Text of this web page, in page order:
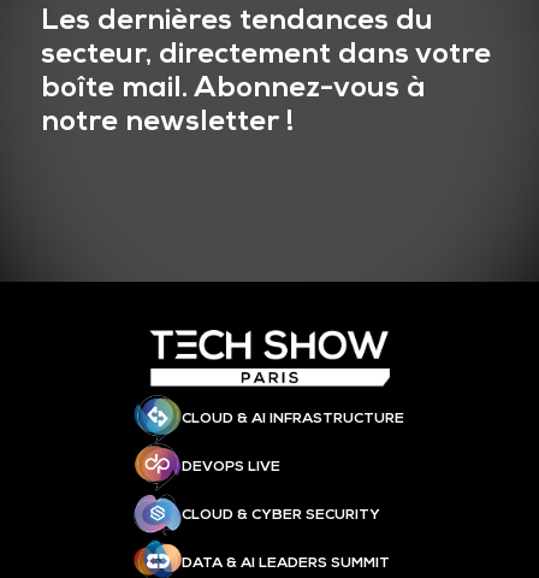
Les dernières tendances du
secteur, directement dans votre
boîte mail. Abonnez-vous à
notre newsletter !
CLOUD & AI INFRASTRUCTURE
DEVOPS LIVE
CLOUD & CYBER SECURITY
DATA & AI LEADERS SUMMIT